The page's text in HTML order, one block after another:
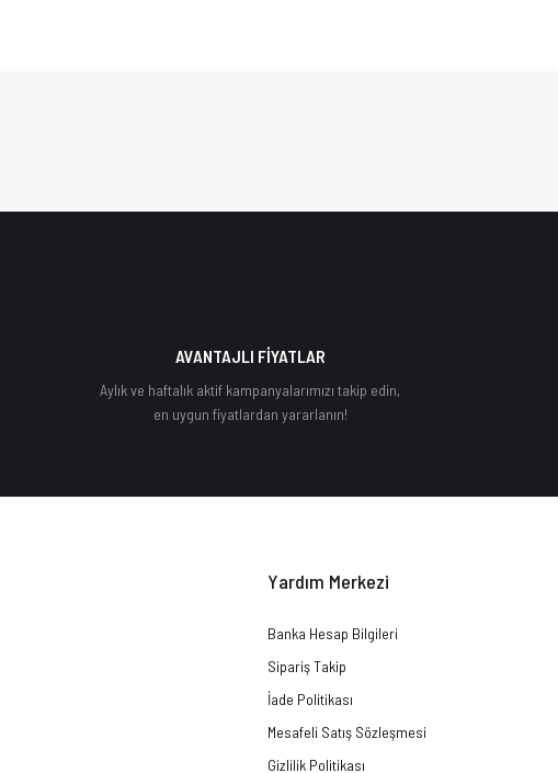
AVANTAJLI FİYATLAR
Aylık ve haftalık aktif kampanyalarımızı takip edin,
en uygun fiyatlardan yararlanın!
Yardım Merkezi
Banka Hesap Bilgileri
Sipariş Takip
İade Politikası
Mesafeli Satış Sözleşmesi
Gizlilik Politikası